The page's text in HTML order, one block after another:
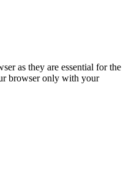
as they are essential for the
browser only with your